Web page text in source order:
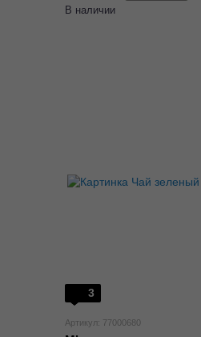
В наличии
3
Артикул: 77000680